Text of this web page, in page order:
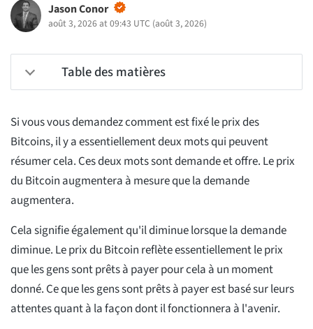
Jason Conor
août 3, 2026 at 09:43 UTC (août 3, 2026)
Table des matières
Si vous vous demandez comment est fixé le prix des
Bitcoins, il y a essentiellement deux mots qui peuvent
résumer cela. Ces deux mots sont demande et offre. Le prix
du Bitcoin augmentera à mesure que la demande
augmentera.
Cela signifie également qu'il diminue lorsque la demande
diminue. Le prix du Bitcoin reflète essentiellement le prix
que les gens sont prêts à payer pour cela à un moment
donné. Ce que les gens sont prêts à payer est basé sur leurs
attentes quant à la façon dont il fonctionnera à l'avenir.